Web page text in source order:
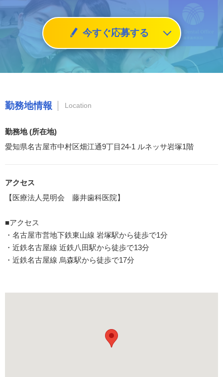
今すぐ応募する
勤務地情報 Location
勤務地 (所在地)
愛知県名古屋市中村区畑江通9丁目24-1 ルネッサ岩塚1階
アクセス
【医療法人晃明会 藤井歯科医院】
■アクセス
・名古屋市営地下鉄東山線 岩塚駅から徒歩で1分
・近鉄名古屋線 近鉄八田駅から徒歩で13分
・近鉄名古屋線 烏森駅から徒歩で17分